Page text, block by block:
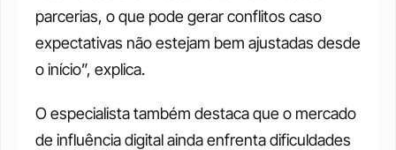
parcerias, o que pode gerar conflitos caso
expectativas não estejam bem ajustadas desde
o início”, explica.
O especialista também destaca que o mercado
de influência digital ainda enfrenta dificuldades